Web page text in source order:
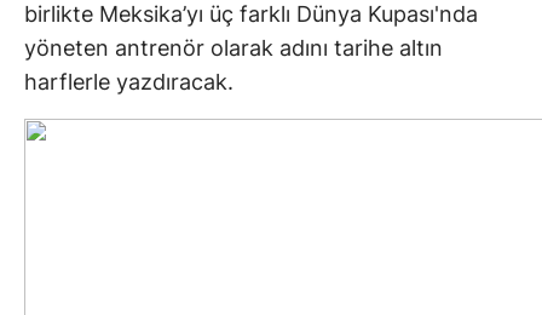
birlikte Meksika’yı üç farklı Dünya Kupası'nda
yöneten antrenör olarak adını tarihe altın
harflerle yazdıracak.